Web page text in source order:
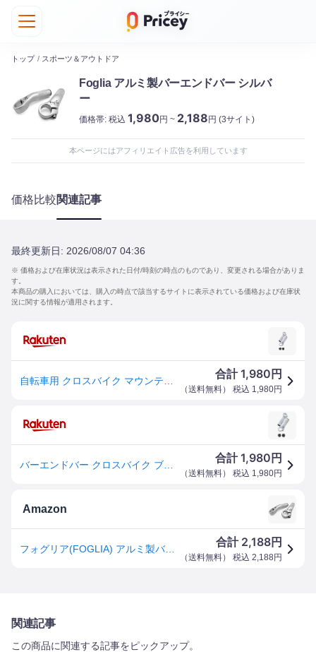
トップ / スポーツ＆アウトドア
Foglia アルミ製バーエンドバー シルバ
ー
価格帯: 税込 1,980円 ~ 2,188円 (3サイト)
本ページにはアフィリエイト広告を利用しています
価格比較関連記事
最終更新日: 2026/08/07 04:36
※ 価格および在庫状況は表示された日付/時刻の時点のものであり、変更される場合がありま
す。
本商品の購入においては、購入の時点で該当するサイトに表示されている価格および在庫状
況に関する情報が適用されます。
合計1,980 円
（送料無料） 税込 1,980円
合計1,980 円
（送料無料） 税込 1,980円
Amazon
フォグリア(FOGLIA) アルミ製バーエンドバー シルバー クランプ径22.2㎜ クロスバイク/ATB 52219 サイクリング 自転車 ハンドル カスタマイズ 手首の疲労を軽減
合計 2,188円
（送料無料） 税込 2,188 円
関連記事
この商品に関連する記事をピックアップ。